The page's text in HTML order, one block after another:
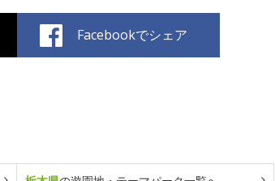
Facebookでシェア